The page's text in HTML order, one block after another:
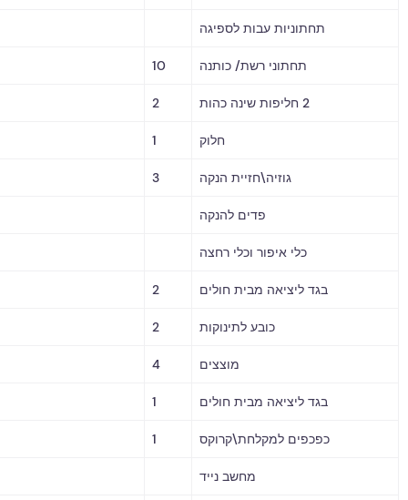
תחתוניות עבות לספיגה
תחתוני רשת/ כותנה 10
2
1
גוזיה\חזיית הנקה 3
כלי איפור וכלי רחצה
בגד ליציאה מבית חולים 2
כובע לתינוקות 2
4
בגד ליציאה מבית חולים 1
כפכפים למקלחת\קרוקס 1